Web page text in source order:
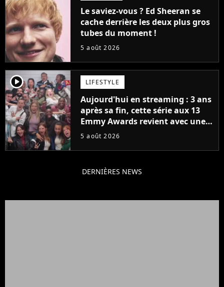
Le saviez-vous ? Ed Sheeran se
cache derrière les deux plus gros
tubes du moment !
5 août 2026
player2 LIFESTYLE
Aujourd'hui en streaming : 3 ans
après sa fin, cette série aux 13
Emmy Awards revient avec une
suite... totalement différente
5 août 2026
DERNIÈRES NEWS